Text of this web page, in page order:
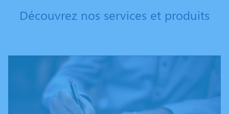
Découvrez nos services et produits